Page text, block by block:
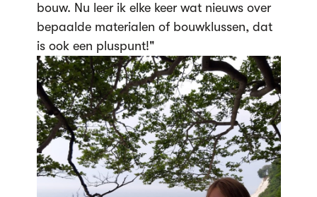
bouw. Nu leer ik elke keer wat nieuws over
bepaalde materialen of bouwklussen, dat
is ook een pluspunt!"